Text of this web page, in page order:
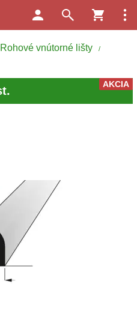
Rohové vnútorné lišty /
AKCIA